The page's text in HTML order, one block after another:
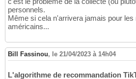
personnels.
Même si cela n'arrivera jamais pour
américains...
Bill Fassinou, le 21/04/2023 à 14h04
L'algorithme de recommandation